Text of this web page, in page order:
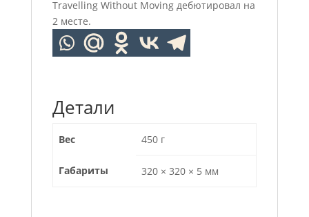
Travelling Without Moving дебютировал на
2 месте.
Детали
Вес 450 г
Габариты 320 × 320 × 5 мм